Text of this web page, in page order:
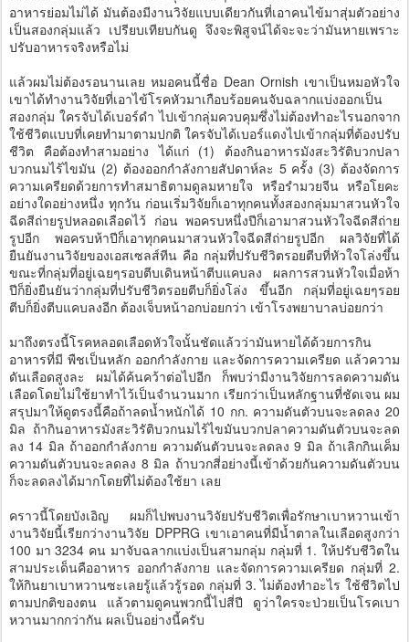
อาหารย่อมไม่ได้ มันต้องมีงานวิจัยแบบเดียวกันที่เอาคนไข้มาสุ่มตัวอย่าง
เป็นสองกลุ่มแล้ว เปรียบเทียบกันดู จึงจะพิสูจน์ได้จะจะว่ามันหายเพราะ
ปรับอาหารจริงหรือไม่
แล้วผมไม่ต้องรอนานเลย หมอคนนี้ชื่อ Dean Ornish เขาเป็นหมอหัวใจ
เขาได้ทำงานวิจัยที่เอาไข้โรคหัวมาเกือบร้อยคนจับฉลากแบ่งออกเป็น
สองกลุ่ม ใครจับได้เบอร์ดำ ไปเข้ากลุ่มควบคุมซึ่งไม่ต้องทำอะไรนอกจาก
ใช้ชีวิตแบบที่เคยทำมาตามปกติ ใครจับได้เบอร์แดงไปเข้ากลุ่มที่ต้องปรับ
ชีวิต คือต้องทำสามอย่าง ได้แก่ (1) ต้องกินอาหารมังสะวิรัติบวกปลา
บวกนมไร้ไขมัน (2) ต้องออกกำลังกายสัปดาห์ละ 5 ครั้ง (3) ต้องจัดการ
ความเครียดด้วยการทำสมาธิตามดูลมหายใจ หรือรำมวยจีน หรือโยคะ
อย่างใดอย่างหนึ่ง ทุกวัน ก่อนเริ่มวิจัยก็เอาทุกคนทั้งสองกลุ่มมาสวนหัวใจ
ฉีดสีถ่ายรูปหลอดเลือดไว้ ก่อน พอครบหนึ่งปีก็เอามาสวนหัวใจฉีดสีถ่าย
รูปอีก พอครบห้าปีก็เอาทุกคนมาสวนหัวใจฉีดสีถ่ายรูปอีก ผลวิจัยที่ได้
ยืนยันงานวิจัยของเอสเซลส์ทีน คือ กลุ่มที่ปรับชีวิตรอยตีบที่หัวใจโล่งขึ้น
ขณะที่กลุ่มที่อยู่เฉยๆรอบตีบเดินหน้าตีบแคบลง ผลการสวนหัวใจเมื่อห้า
ปีก็ยิ่งยืนยันว่ากลุ่มที่ปรับชีวิตรอยตีบก็ยิ่งโล่ง ขึ้นอีก กลุ่มที่อยู่เฉยๆรอย
ตีบก็ยิ่งตีบแคบลงอีก ต้องเจ็บหน้าอกบ่อยกว่า เข้าโรงพยาบาลบ่อยกว่า
มาถึงตรงนี้โรคหลอดเลือดหัวใจนั้นชัดแล้วว่ามันหายได้ด้วยการกิน
อาหารที่มี พืชเป็นหลัก ออกกำลังกาย และจัดการความเครียด แล้วความ
ดันเลือดสูงละ ผมได้ค้นคว้าต่อไปอีก ก็พบว่ามีงานวิจัยการลดความดัน
เลือดโดยไม่ใช้ยาทำไว้เป็นจำนวนมาก เรียกว่าเป็นหลักฐานที่ชัดเจน ผม
สรุปมาให้ดูตรงนี้คือถ้าลดน้ำหนักได้ 10 กก. ความดันตัวบนจะลดลง 20
มิล ถ้ากินอาหารมังสะวิรัติบวกนมไร้ไขมันบวกปลาความดันตัวบนจะลด
ลง 14 มิล ถ้าออกกำลังกาย ความดันตัวบนจะลดลง 9 มิล ถ้าเลิกกินเค็ม
ความดันตัวบนจะลดลง 8 มิล ถ้าบวกสี่อย่างนี้เข้าด้วยกันความดันตัวบน
ก็จะลดลงได้มากโดยที่ไม่ต้องใช้ยา เลย
คราวนี้โดยบังเอิญ ผมก็ไปพบงานวิจัยปรับชีวิตเพื่อรักษาเบาหวานเข้า
งานวิจัยนี้เรียกว่างานวิจัย DPPRG เขาเอาคนที่มีน้ำตาลในเลือดสูงกว่า
100 มา 3234 คน มาจับฉลากแบ่งเป็นสามกลุ่ม กลุ่มที่ 1. ให้ปรับชีวิตใน
สามประเด็นคืออาหาร ออกกำลังกาย และจัดการความเครียด กลุ่มที่ 2.
ให้กินยาเบาหวานซะเลยรู้แล้วรู้รอด กลุ่มที่ 3. ไม่ต้องทำอะไร ใช้ชีวิตไป
ตามปกติของตน แล้วตามดูคนพวกนี้ไปสี่ปี ดูว่าใครจะป่วยเป็นโรคเบา
หวานมากกว่ากัน ผลเป็นอย่างนี้ครับ